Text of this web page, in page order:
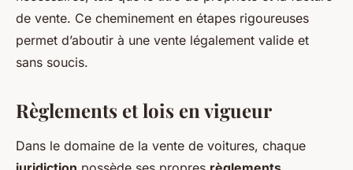
de vente. Ce cheminement en étapes rigoureuses
permet d’aboutir à une vente légalement valide et
sans soucis.
Règlements et lois en vigueur
Dans le domaine de la vente de voitures, chaque